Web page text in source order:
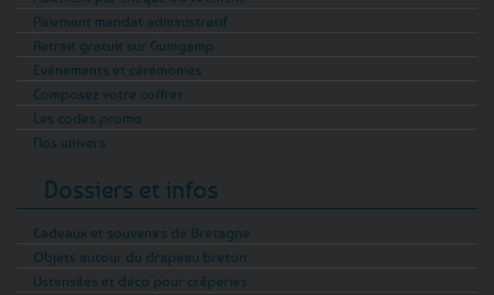
Paiement mandat administratif
Retrait gratuit sur Guingamp
Evénements et cérémonies
Composez votre coffret
Les codes promo
Nos univers
Dossiers et infos
Cadeaux et souvenirs de Bretagne
Objets autour du drapeau breton
Ustensiles et déco pour crêperies